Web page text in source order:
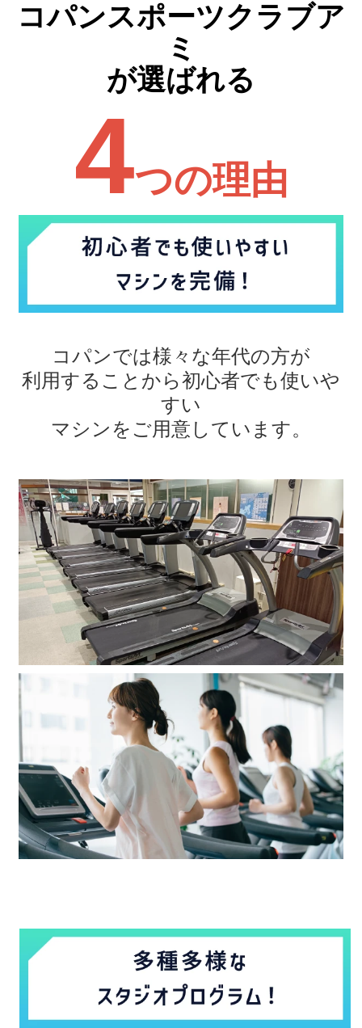
コパンスポーツクラブア
ミ
が選ばれる
4つの理由
コパンでは様々な年代の方が
利用することから初心者でも使いや
すい
マシンをご用意しています。